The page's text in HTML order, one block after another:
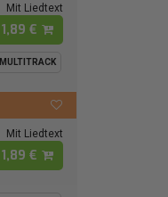
Mit Liedtext
1,89 €
MULTITRACK
Mit Liedtext
1,89 €